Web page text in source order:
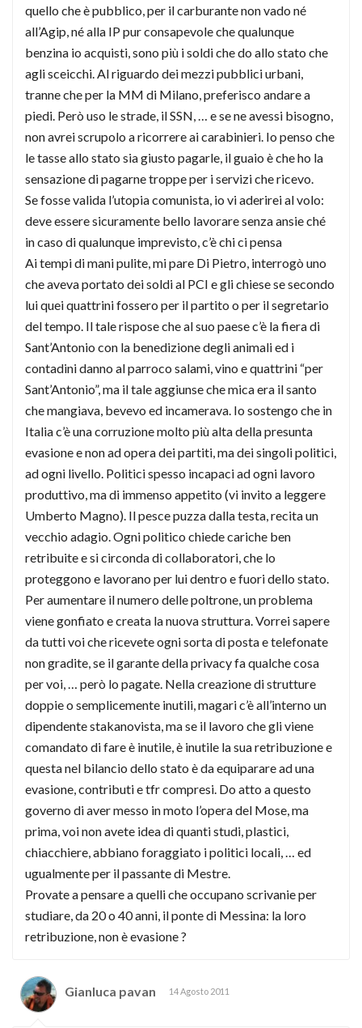
quello che è pubblico, per il carburante non vado né
all’Agip, né alla IP pur consapevole che qualunque
benzina io acquisti, sono più i soldi che do allo stato che
agli sceicchi. Al riguardo dei mezzi pubblici urbani,
tranne che per la MM di Milano, preferisco andare a
piedi. Però uso le strade, il SSN, … e se ne avessi bisogno,
non avrei scrupolo a ricorrere ai carabinieri. Io penso che
le tasse allo stato sia giusto pagarle, il guaio è che ho la
sensazione di pagarne troppe per i servizi che ricevo.
Se fosse valida l’utopia comunista, io vi aderirei al volo:
deve essere sicuramente bello lavorare senza ansie ché
in caso di qualunque imprevisto, c’è chi ci pensa
Ai tempi di mani pulite, mi pare Di Pietro, interrogò uno
che aveva portato dei soldi al PCI e gli chiese se secondo
lui quei quattrini fossero per il partito o per il segretario
del tempo. Il tale rispose che al suo paese c’è la fiera di
Sant’Antonio con la benedizione degli animali ed i
contadini danno al parroco salami, vino e quattrini “per
Sant’Antonio”, ma il tale aggiunse che mica era il santo
che mangiava, bevevo ed incamerava. Io sostengo che in
Italia c’è una corruzione molto più alta della presunta
evasione e non ad opera dei partiti, ma dei singoli politici,
ad ogni livello. Politici spesso incapaci ad ogni lavoro
produttivo, ma di immenso appetito (vi invito a leggere
Umberto Magno). Il pesce puzza dalla testa, recita un
vecchio adagio. Ogni politico chiede cariche ben
retribuite e si circonda di collaboratori, che lo
proteggono e lavorano per lui dentro e fuori dello stato.
Per aumentare il numero delle poltrone, un problema
viene gonfiato e creata la nuova struttura. Vorrei sapere
da tutti voi che ricevete ogni sorta di posta e telefonate
non gradite, se il garante della privacy fa qualche cosa
per voi, … però lo pagate. Nella creazione di strutture
doppie o semplicemente inutili, magari c’è all’interno un
dipendente stakanovista, ma se il lavoro che gli viene
comandato di fare è inutile, è inutile la sua retribuzione e
questa nel bilancio dello stato è da equiparare ad una
evasione, contributi e tfr compresi. Do atto a questo
governo di aver messo in moto l’opera del Mose, ma
prima, voi non avete idea di quanti studi, plastici,
chiacchiere, abbiano foraggiato i politici locali, … ed
ugualmente per il passante di Mestre.
Provate a pensare a quelli che occupano scrivanie per
studiare, da 20 o 40 anni, il ponte di Messina: la loro
retribuzione, non è evasione ?
Gianluca pavan 14 Agosto 2011